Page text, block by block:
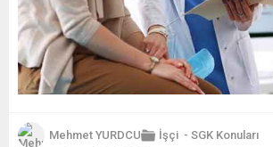
Mehmet YURDCU İşçi - SGK Konuları